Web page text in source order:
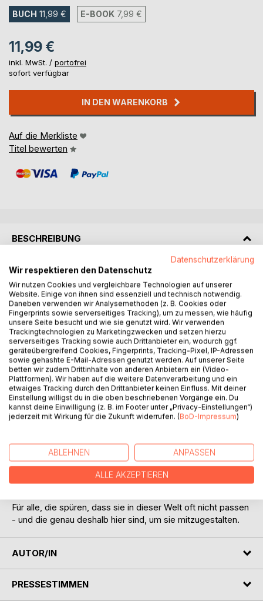
BUCH 11,99 € E-BOOK 7,99 €
11,99 €
inkl. MwSt. / portofrei
sofort verfügbar
IN DEN WARENKORB
Auf die Merkliste
Titel bewerten
BESCHREIBUNG
Dieses Buch ist keine Anleitung zum Funktionieren. Es ist
ein Aufschrei, ein Bekenntnis - und eine Einladung: an alle,
die anders empfinden. Und an jene, die solche Menschen
begleiten.
Gaby Schrenk erzählt schonungslos und berührend von
ihrem Weg durch Überforderung, Rückzug, Schmerz - und
von der Kraft, die darin liegt, sich selbst nicht länger zu
verleugnen. Ihre Worte richten sich an hochsensible,
neurodiverse Menschen - und zugleich an Eltern, Partner,
Kolleginnen und Freundinnen, die verstehen wollen, was
hinter dem vermeintlich "Zuviel" steckt.
Mit poetischen Texten, persönlichen Erfahrungen und
achtsamen Übungen öffnet dieses Buch Räume für
ist ein ehrliches, persönliches Manifest gegen Maskierung
und Anpassungsdruck. Und ein mutiger Appell,
Verletzlichkeit nicht länger zu verstecken, sondern als
Stärke zu begreifen.
Für alle, die spüren, dass sie in dieser Welt oft nicht passen
- und die genau deshalb hier sind, um sie mitzugestalten.
AUTOR/IN
PRESSESTIMMEN
Datenschutzerklärung
Wir respektieren den Datenschutz
Wir nutzen Cookies und vergleichbare Technologien auf unserer
Website. Einige von ihnen sind essenziell und technisch notwendig.
Daneben verwenden wir Analysemethoden (z. B. Cookies oder
Fingerprints sowie serverseitiges Tracking), um zu messen, wie häufig
unsere Seite besucht und wie sie genutzt wird. Wir verwenden
Trackingtechnologien zu Marketingzwecken und setzen hierzu
serverseitiges Tracking sowie auch Drittanbieter ein, wodurch ggf.
geräteübergreifend Cookies, Fingerprints, Tracking-Pixel, IP-Adressen
sowie gehashte E-Mail-Adressen genutzt werden. Auf unserer Seite
betten wir zudem Drittinhalte von anderen Anbietern ein (Video-
Plattformen). Wir haben auf die weitere Datenverarbeitung und ein
etwaiges Tracking durch den Drittanbieter keinen Einfluss. Mit deiner
Einstellung willigst du in die oben beschriebenen Vorgänge ein. Du
kannst deine Einwilligung (z. B. im Footer unter „Privacy-Einstellungen“)
jederzeit mit Wirkung für die Zukunft widerrufen. (BoD-Impressum)
ABLEHNEN ANPASSEN
ALLE AKZEPTIEREN